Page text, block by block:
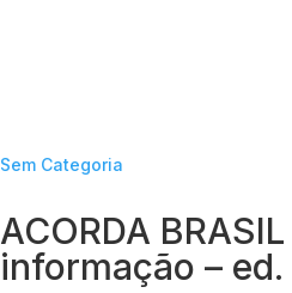
Sem Categoria
ACORDA
informação –